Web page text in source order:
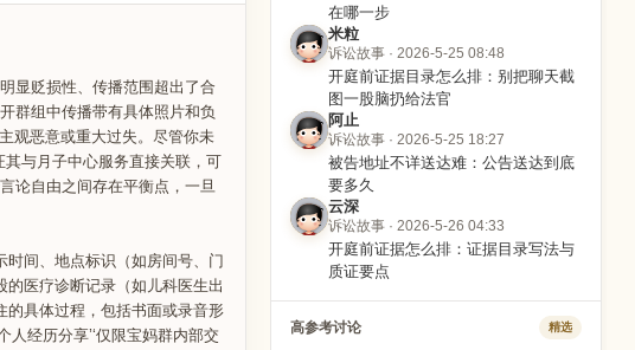
显贬损性、传播范围超出了合
群组中传播带有具体照片和负
观恶意或重大过失。尽管你未
其与月子中心服务直接关联，可
论自由之间存在平衡点，一旦
时间、地点标识（如房间号、门
医疗诊断记录（如儿科医生出
的具体过程，包括书面或录音形
经历分享’‘仅限宝妈群内部交
在哪一步
米粒
诉讼故事 · 2026-5-25 08:48
开庭前证据目录怎么排：别把聊天截
图一股脑扔给法官
阿止
诉讼故事 · 2026-5-25 18:27
被告地址不详送达难：公告送达到底
要多久
云深
诉讼故事 · 2026-5-26 04:33
开庭前证据怎么排：证据目录写法与
质证要点
高参考讨论 精选